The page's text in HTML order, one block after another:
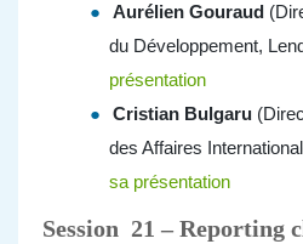
Aurélien Gouraud
du Développement,
présentation
Cristian Bulgaru
des Affaires
sa présentation
Session 21 – Reporting